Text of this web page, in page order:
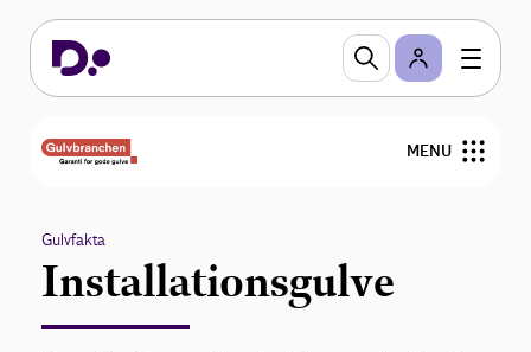
MENU
Nyheder
Arrangementer
Gulvfakta
Installationsgulve